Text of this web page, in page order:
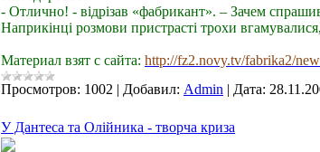
- Отлично! - відрізав «фабрикант». – Зачем
Наприкінці розмови пристрасті трохи
Материал взят с сайта: http://fz2.novy.tv/fabrika2/
Просмотров: 1002 | Добавил: Admin | Дата:
У Дантеса та Олійника - творча криза